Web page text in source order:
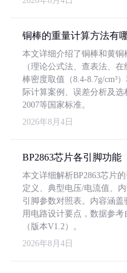
铜棒的重量计算方法有
本文详细介绍了铜棒和黄
（理论公式法、查表法、
棒密度取值（8.4-8.7g/cm³
际计算案例、误差分析及
2007等国家标准。
2026年8月4日
BP2863芯片各引脚功能
本文详细解析BP2863芯片
定义、典型电压/电流值、
引脚参数对照表。内容涵
用电路设计要点，数据参
（版本V1.2）。
2026年8月4日